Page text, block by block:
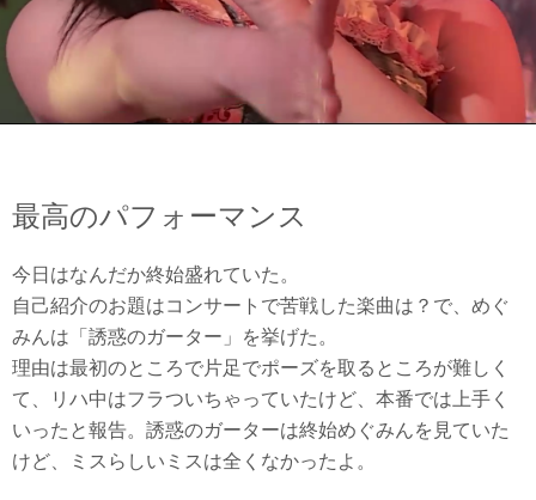
最高のパフォーマンス
今日はなんだか終始盛れていた。
自己紹介のお題はコンサートで苦戦した楽曲は？で、めぐ
みんは「誘惑のガーター」を挙げた。
理由は最初のところで片足でポーズを取るところが難しく
て、リハ中はフラついちゃっていたけど、本番では上手く
いったと報告。誘惑のガーターは終始めぐみんを見ていた
けど、ミスらしいミスは全くなかったよ。